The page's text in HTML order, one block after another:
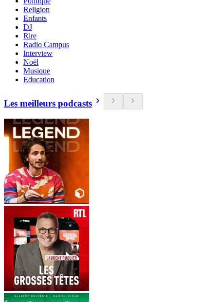
Religion
Enfants
DJ
Rire
Radio Campus
Interview
Noël
Musique
Education
Les meilleurs podcasts